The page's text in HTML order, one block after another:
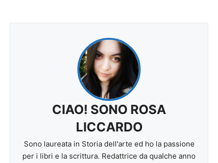
CIAO! SONO ROSA
LICCARDO
Sono laureata in Storia dell'arte ed ho la passione
per i libri e la scrittura. Redattrice da qualche anno